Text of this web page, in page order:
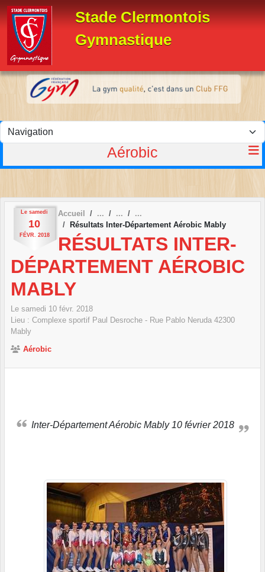
Stade Clermontois
Gymnastique
Aérobic
Le samedi
10
FÉVR. 2018
Accueil
Résultats Inter-Département Aérobic Mably
RÉSULTATS INTER-
DÉPARTEMENT AÉROBIC
MABLY
Le samedi 10 févr. 2018
Lieu : Complexe sportif Paul Desroche - Rue Pablo Neruda 42300
Mably
Aérobic
Inter-Département Aérobic Mably 10 février 2018
Panneau de gestion des cookies